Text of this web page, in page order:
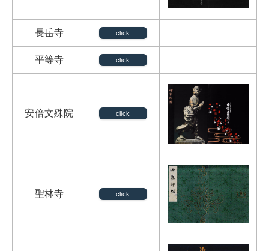
長岳寺 click
平等寺 click
安倍文殊院 click
聖林寺 click